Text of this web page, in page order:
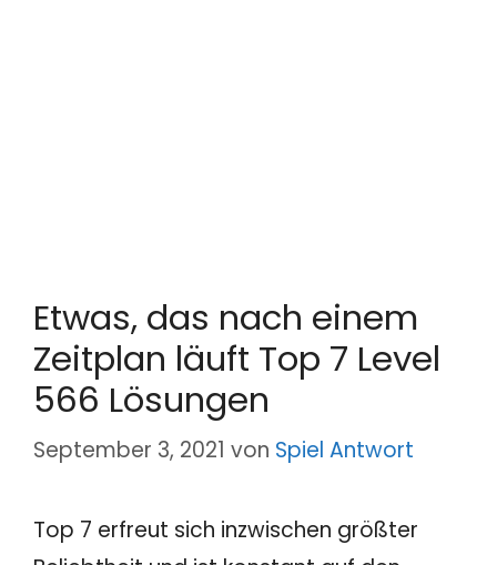
Etwas, das nach einem
Zeitplan läuft Top 7 Level
566 Lösungen
September 3, 2021 von Spiel Antwort
Top 7 erfreut sich inzwischen größter